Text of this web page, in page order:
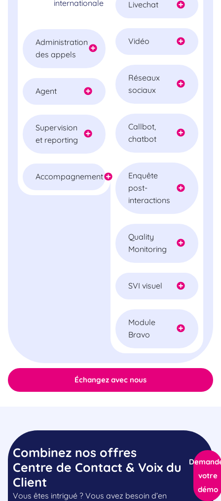
internationale
Administration
des appels
Agent
Supervision
et reporting
Accompagnement
Livechat
Vidéo
Réseaux
sociaux
Callbot,
chatbot
Enquête
post-
interactions
Quality
Monitoring
SVI visuel
Module
Bravo
Échangez avec nous
votre
démo
Combinez nos offres
Centre de Contact & Voix du
Client
Vous êtes intrigué ? Vous avez besoin d’en